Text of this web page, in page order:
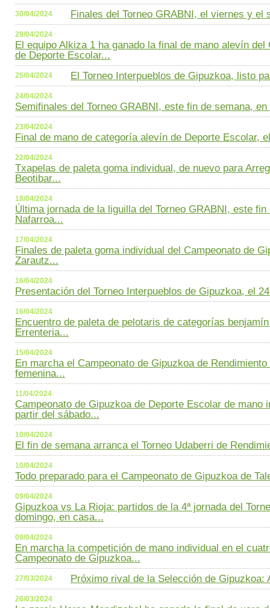
30/04/2024 Finales del Torneo GRABNI, el viernes y el
29/04/2024
El equipo Alkiza 1 ha ganado la final de mano alevín del
de Deporte Escolar...
25/04/2024 El Torneo Interpueblos de Gipuzkoa, listo
24/04/2024
Semifinales del Torneo GRABNI, este fin de semana,
23/04/2024
Final de mano de categoría alevín de Deporte Escolar,
22/04/2024
Txapelas de paleta goma individual, de nuevo para
Beotibar...
18/04/2024
Última jornada de la liguilla del Torneo GRABNI, este
Nafarroa...
17/04/2024
Finales de paleta goma individual del Campeonato de
Zarautz...
16/04/2024
Presentación del Torneo Interpueblos de Gipuzkoa, el
16/04/2024
Encuentro de paleta de pelotaris de categorías
Errenteria...
15/04/2024
En marcha el Campeonato de Gipuzkoa de
femenina...
11/04/2024
Campeonato de Gipuzkoa de Deporte Escolar de mano
partir del sábado...
10/04/2024
El fin de semana arranca el Torneo Udaberri de
10/04/2024
Todo preparado para el Campeonato de Gipuzkoa de
09/04/2024
Gipuzkoa vs La Rioja: partidos de la 4ª jornada del
domingo, en casa...
09/04/2024
En marcha la competición de mano individual en el
Campeonato de Gipuzkoa...
27/03/2024 Próximo rival de la Selección de Gipuzkoa:
26/03/2024